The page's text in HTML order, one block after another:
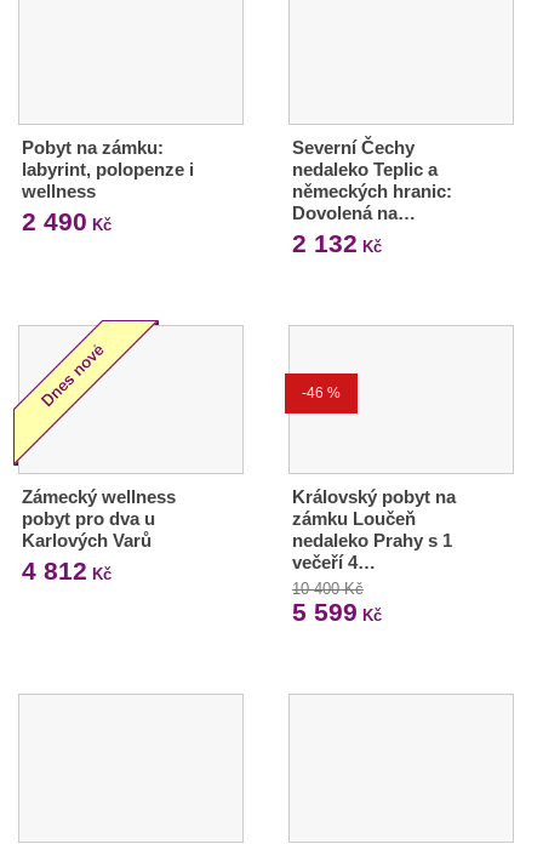
Pobyt na zámku:
labyrint, polopenze i
wellness
2 490 Kč
Severní Čechy
nedaleko Teplic a
německých hranic:
Dovolená na…
2 132 Kč
Zámecký wellness
pobyt pro dva u
Karlových Varů
4 812 Kč
-46 %
Královský pobyt na
zámku Loučeň
nedaleko Prahy s 1
večeří 4…
10 400 Kč
5 599 Kč